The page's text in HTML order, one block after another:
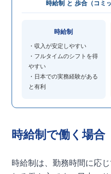
時給制 と 歩合（コミ
時給制
・収入が安定しやすい
・フルタイムのシフトを得
やすい
・日本での実務経験がある
と有利
時給制で働く場合
時給制は、勤務時間に応